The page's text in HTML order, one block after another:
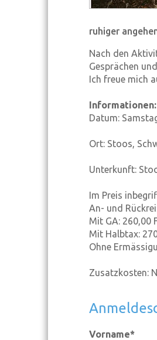
ruhiger
Nach den
Gesprächen
Ich freue mich
Informationen:
Datum:
Ort: Stoos,
Unterkunft:
Im Preis
An- und
Mit GA: 260,00
Mit Halbtax:
Ohne
Zusatzkosten:
Vorname*